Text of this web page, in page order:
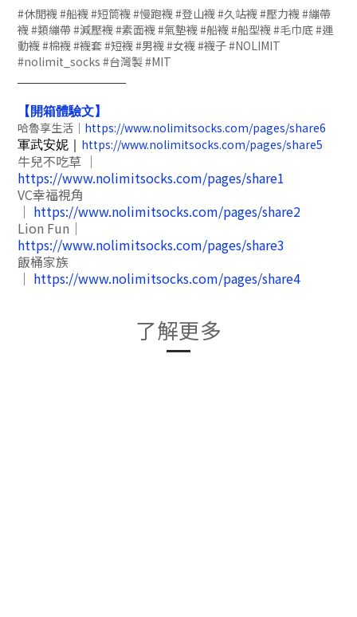
#休閒襪 #船襪 #短筒襪 #慢跑襪 #登山襪 #久站襪 #壓力襪 #繃帶
襪 #類繃帶 #減壓襪 #素面襪 #氣墊襪 #船襪 #船型襪 #毛巾底 #運
動襪 #棉襪 #襪套 #短襪 #男襪 #女襪 #襪子 #NOLIMIT
#nolimit_socks #台灣製 #MIT
【開箱體驗文】
哈魯享生活｜ https://www.nolimitsocks.com/pages/share6
軍武安妮｜ https://www.nolimitsocks.com/pages/share5
牛兒不吃草 ｜
https://www.nolimitsocks.com/pages/share1
VC幸福視角
｜ https://www.nolimitsocks.com/pages/share2
Lion Fun｜
https://www.nolimitsocks.com/pages/share3
飯桶家族
｜ https://www.nolimitsocks.com/pages/share4
了解更多